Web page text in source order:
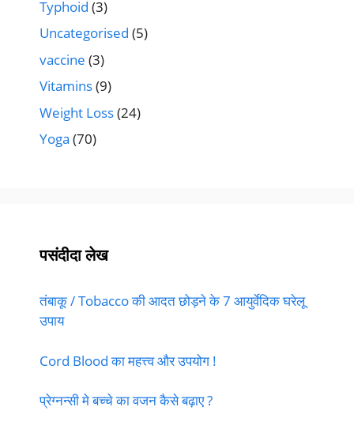
Typhoid (3)
Uncategorised (5)
vaccine (3)
Vitamins(9)
Weight Loss(24)
Yoga (70)
पसंदीदा लेख
तंबाकू / Tobacco की आदत छोड़ने के 7 आयुर्वेदिक घरेलू
उपाय
Cord Blood का महत्त्व और उपयोग !
प्रेग्नन्सी मे बच्चे का वजन कैसे बढ़ाए ?